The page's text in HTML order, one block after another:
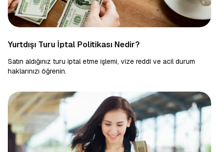
Yurtdışı Turu İptal Politikası Nedir?
Satın aldığınız turu iptal etme işlemi, vize reddi ve acil durum
haklarınızı öğrenin.